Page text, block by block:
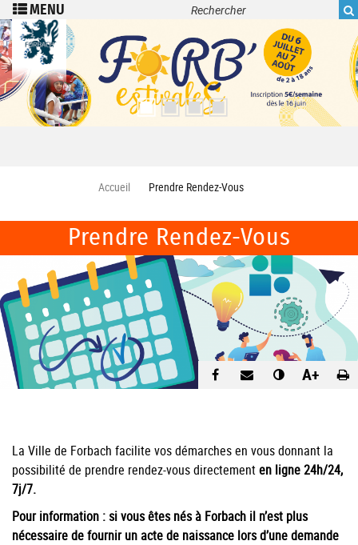
Aller au contenu principal
Recherche
Accueil Prendre Rendez-Vous
Prendre Rendez-Vous
A+
La Ville de Forbach facilite vos démarches en vous donnant la
possibilité de prendre rendez-vous directementen ligne 24h/24,
7j/7.
Pour information : si vous êtes nés à Forbach il n’est plus
nécessaire de fournir un acte de naissance lors d’une demande